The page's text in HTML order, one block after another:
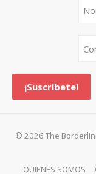
© 2026 The
QUIENES SOMOS